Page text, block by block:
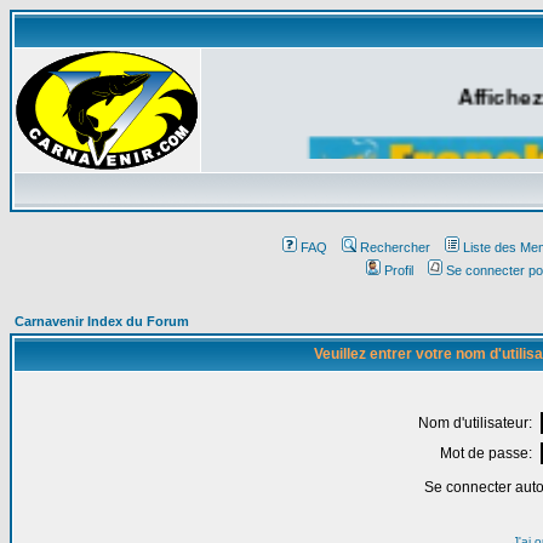
FAQ Rechercher
Liste des
Profil
Se connecter
Carnavenir Index du Forum
Veuillez entrer votre nom
Nom d'utilisateur:
Mot de passe:
Se connecter